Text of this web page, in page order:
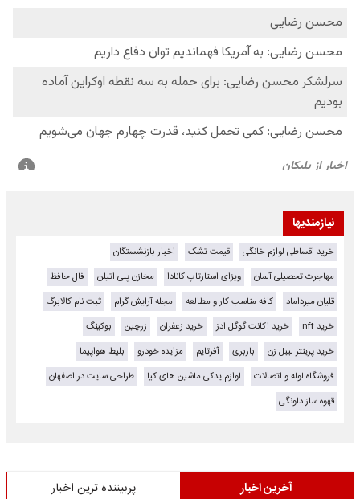
نیازمندیها
خرید اقساطی لوازم خانگی قیمت تشک
اخبار بازنشستگان
مهاجرت تحصیلی آلمان
ویزای استارتاپ کانادا مخازن پلی اتیلن
فال حافظ
قلیان میرداماد
کافه مناسب کار و مطالعه مجله آرایش گرام
ثبت نام کالابرگ
خرید nft
خرید اکانت گوگل ادز خرید زعفران زرچین
بوکینگ
خرید پرینتر لیبل زن
باربری آفرتایم مزایده خودرو
بلیط هواپیما
فروشگاه لوله و اتصالات
لوازم یدکی ماشین های کیا
طراحی سایت در اصفهان
قهوه ساز دلونگی
آخرین اخبار پربیننده ترین اخبار